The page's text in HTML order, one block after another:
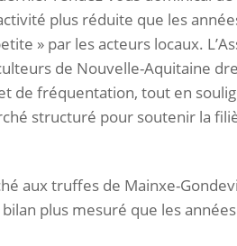
plus réduite que les
» par les acteurs locaux.
de Nouvelle-Aquitaine
de fréquentation, tout en
structuré pour soutenir la
aux truffes de Mainxe-
plus mesuré que les